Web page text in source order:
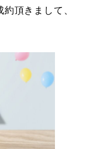
頂きまして、